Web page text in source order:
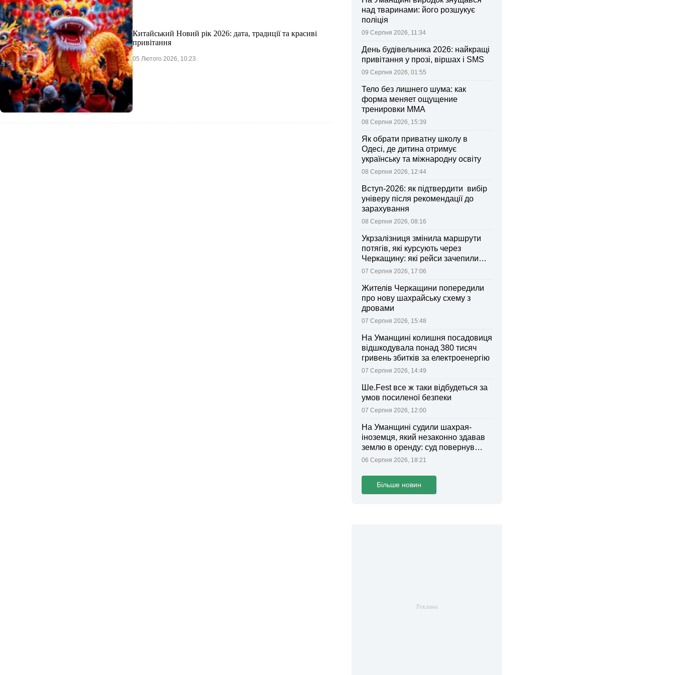
Китайський Новий рік 2026: дата, традиції та красиві
привітання
05 Лютого 2026, 10:23
над тваринами: його розшукує
поліція
09 Серпня 2026, 11:34
День будівельника 2026: найкращі
привітання у прозі, віршах і SMS
09 Серпня 2026, 01:55
Тело без лишнего шума: как
форма меняет ощущение
тренировки ММА
08 Серпня 2026, 15:39
Як обрати приватну школу в
Одесі, де дитина отримує
українську та міжнародну освіту
08 Серпня 2026, 12:44
Вступ-2026: як підтвердити вибір
універу після рекомендації до
зарахування
08 Серпня 2026, 08:16
Укрзалізниця змінила маршрути
потягів, які курсують через
Черкащину: які рейси зачепили
зміни
07 Серпня 2026, 17:06
Жителів Черкащини попередили
про нову шахрайську схему з
дровами
07 Серпня 2026, 15:48
На Уманщині колишня посадовиця
відшкодувала понад 380 тисяч
гривень збитків за електроенергію
07 Серпня 2026, 14:49
Ше.Fest все ж таки відбудеться за
умов посиленої безпеки
07 Серпня 2026, 12:00
На Уманщині судили шахрая-
іноземця, який незаконно здавав
землю в оренду: суд повернув
ділянки громаді
06 Серпня 2026, 18:21
Більше новин